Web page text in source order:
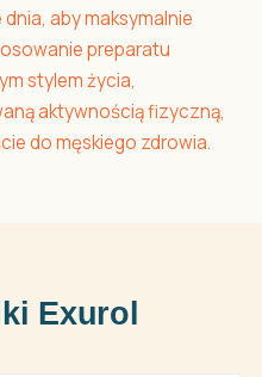
aby maksymalnie
preparatu
stylem życia,
aktywnością fizyczną,
do męskiego zdrowia.
Exurol